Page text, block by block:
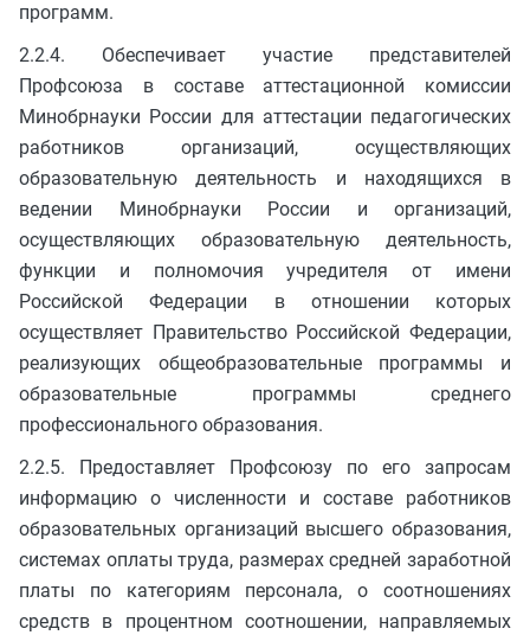
программ.
2.2.4. Обеспечивает участие представителей
Профсоюза в составе аттестационной комиссии
Минобрнауки России для аттестации педагогических
работников организаций, осуществляющих
образовательную деятельность и находящихся в
ведении Минобрнауки России и организаций,
осуществляющих образовательную деятельность,
функции и полномочия учредителя от имени
Российской Федерации в отношении которых
осуществляет Правительство Российской Федерации,
реализующих общеобразовательные программы и
образовательные программы среднего
профессионального образования.
2.2.5. Предоставляет Профсоюзу по его запросам
информацию о численности и составе работников
образовательных организаций высшего образования,
системах оплаты труда, размерах средней заработной
платы по категориям персонала, о соотношениях
средств в процентном соотношении, направляемых